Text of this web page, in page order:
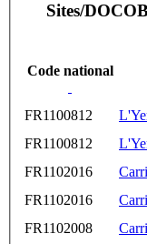
Sites/
Code national
FR1100812
FR1100812
FR1102016
FR1102016
FR1102008